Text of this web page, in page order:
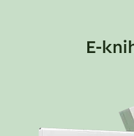
E-